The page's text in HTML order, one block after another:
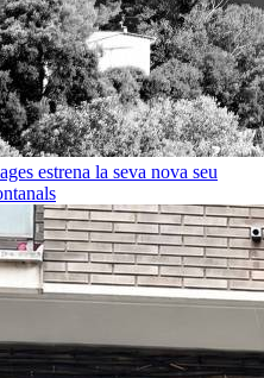
estrena la seva nova seu